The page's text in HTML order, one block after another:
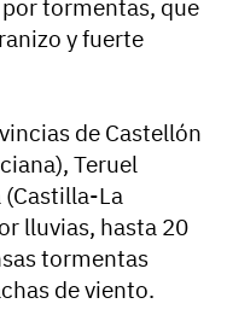
tormentas, que
y fuerte
de Castellón
Teruel
(Castilla-La
lluvias, hasta 20
tormentas
de viento.